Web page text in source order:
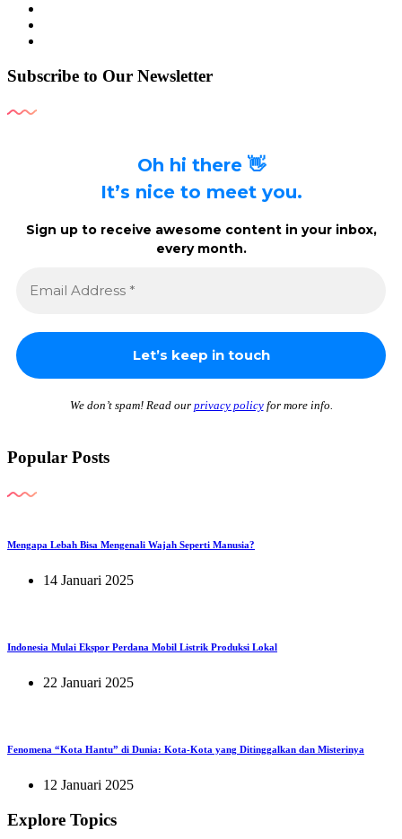
Subscribe to Our Newsletter
Oh hi there 👋
It’s nice to meet you.
Sign up to receive awesome content in your inbox,
every month.
We don’t spam! Read our privacy policyfor more info.
Popular Posts
Mengapa Lebah Bisa Mengenali Wajah Seperti Manusia?
14 Januari 2025
Indonesia Mulai Ekspor Perdana Mobil Listrik Produksi Lokal
22 Januari 2025
Fenomena “Kota Hantu” di Dunia: Kota-Kota yang Ditinggalkan dan Misterinya
12 Januari 2025
Explore Topics